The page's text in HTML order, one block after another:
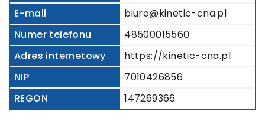
E-mail
biuro@kinetic-cna.pl
Numer telefonu
48500015560
Adres internetowy
https://kinetic-cna.pl
NIP
7010426856
REGON
147269366